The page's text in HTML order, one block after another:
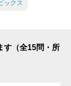
ックス
す（全15問・所